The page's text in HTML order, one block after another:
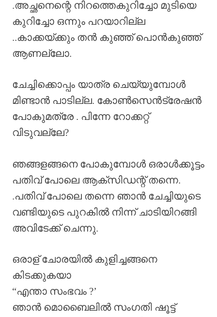
.അച്ഛനെന്റെ നിറത്തെകുറിച്ചോ മുടിയെ
കുറിച്ചോ ഒന്നും പറയാറില്ല
..കാക്കയ്ക്കും തൻ കുഞ്ഞ് പൊൻകുഞ്ഞ്
ആണല്ലോ.
ചേച്ചിക്കൊപ്പം യാത്ര ചെയ്യുമ്പോൾ
മിണ്ടാൻ പാടില്ല. കോൺസെൻട്രേഷൻ
പോകുമത്രേ . പിന്നേ റോക്കറ്റ്
വിടുവല്ലേ?
ഞങ്ങളങ്ങനെ പോകുമ്പോൾ ഒരാൾക്കൂട്ടം
പതിവ് പോലെ ആക്സിഡന്റ് തന്നെ.
.പതിവ് പോലെ തന്നെ ഞാൻ ചേച്ചിയുടെ
വണ്ടിയുടെ പുറകിൽ നിന്ന് ചാടിയിറങ്ങി
അവിടേക്ക് ചെന്നു.
ഒരാള് ചോരയിൽ കുളിച്ചങ്ങനെ
കിടക്കുകയാ
“എന്താ സംഭവം ?’
ഞാൻ മൊബൈലിൽ സംഗതി ഷൂട്ട്